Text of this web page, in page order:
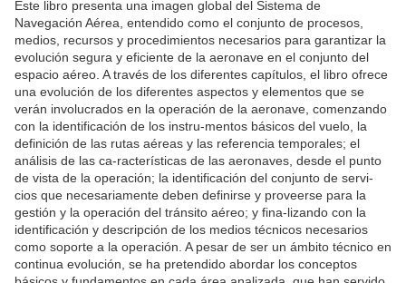
Este libro presenta una imagen global del Sistema de
Navegación Aérea, entendido como el conjunto de procesos,
medios, recursos y procedimientos necesarios para garantizar la
evolución segura y eficiente de la aeronave en el conjunto del
espacio aéreo. A través de los diferentes capítulos, el libro ofrece
una evolución de los diferentes aspectos y elementos que se
verán involucrados en la operación de la aeronave, comenzando
con la identificación de los instru-mentos básicos del vuelo, la
definición de las rutas aéreas y las referencia temporales; el
análisis de las ca-racterísticas de las aeronaves, desde el punto
de vista de la operación; la identificación del conjunto de servi-
cios que necesariamente deben definirse y proveerse para la
gestión y la operación del tránsito aéreo; y fina-lizando con la
identificación y descripción de los medios técnicos necesarios
como soporte a la operación. A pesar de ser un ámbito técnico en
continua evolución, se ha pretendido abordar los conceptos